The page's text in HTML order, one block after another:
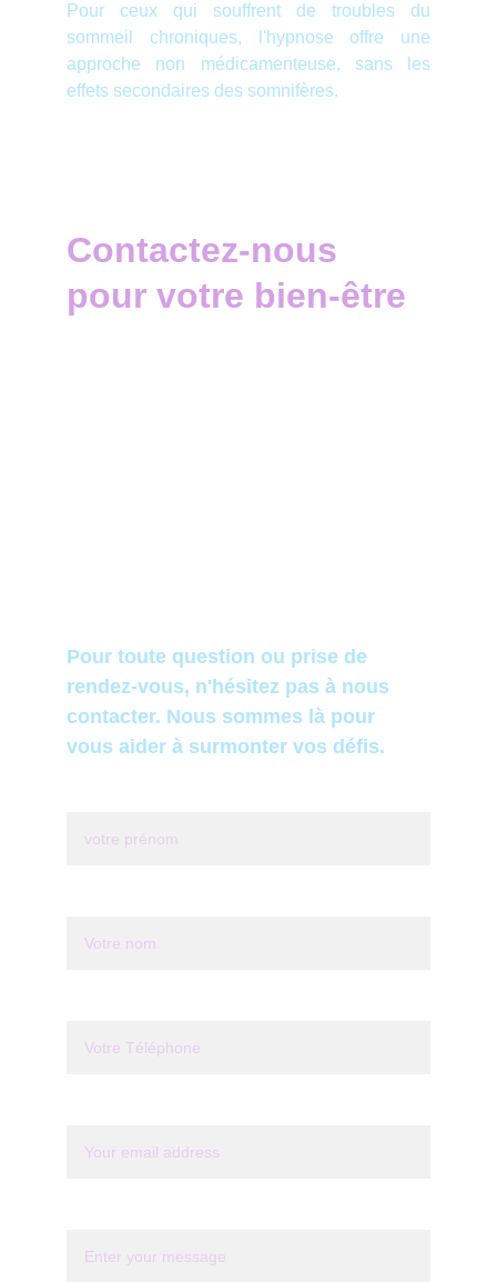
Pour ceux qui souffrent de troubles du
sommeil chroniques, l'hypnose offre une
approche non médicamenteuse, sans les
effets secondaires des somnifères.
Contactez-nous
pour votre bien-être
Pour toute question ou prise de
rendez-vous, n'hésitez pas à nous
contacter. Nous sommes là pour
vous aider à surmonter vos défis.